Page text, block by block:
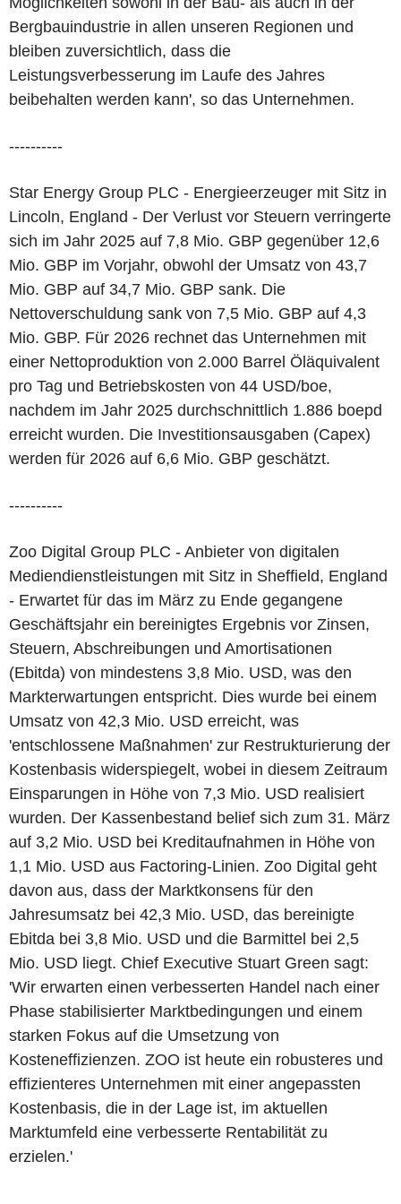
Bergbauindustrie in allen unseren Regionen und
bleiben zuversichtlich, dass die
Leistungsverbesserung im Laufe des Jahres
beibehalten werden kann', so das Unternehmen.
----------
Star Energy Group PLC - Energieerzeuger mit Sitz in
Lincoln, England - Der Verlust vor Steuern verringerte
sich im Jahr 2025 auf 7,8 Mio. GBP gegenüber 12,6
Mio. GBP im Vorjahr, obwohl der Umsatz von 43,7
Mio. GBP auf 34,7 Mio. GBP sank. Die
Nettoverschuldung sank von 7,5 Mio. GBP auf 4,3
Mio. GBP. Für 2026 rechnet das Unternehmen mit
einer Nettoproduktion von 2.000 Barrel Öläquivalent
pro Tag und Betriebskosten von 44 USD/boe,
nachdem im Jahr 2025 durchschnittlich 1.886 boepd
erreicht wurden. Die Investitionsausgaben (Capex)
werden für 2026 auf 6,6 Mio. GBP geschätzt.
----------
Zoo Digital Group PLC - Anbieter von digitalen
Mediendienstleistungen mit Sitz in Sheffield, England
- Erwartet für das im März zu Ende gegangene
Geschäftsjahr ein bereinigtes Ergebnis vor Zinsen,
Steuern, Abschreibungen und Amortisationen
(Ebitda) von mindestens 3,8 Mio. USD, was den
Markterwartungen entspricht. Dies wurde bei einem
Umsatz von 42,3 Mio. USD erreicht, was
'entschlossene Maßnahmen' zur Restrukturierung der
Kostenbasis widerspiegelt, wobei in diesem Zeitraum
Einsparungen in Höhe von 7,3 Mio. USD realisiert
wurden. Der Kassenbestand belief sich zum 31. März
auf 3,2 Mio. USD bei Kreditaufnahmen in Höhe von
1,1 Mio. USD aus Factoring-Linien. Zoo Digital geht
davon aus, dass der Marktkonsens für den
Jahresumsatz bei 42,3 Mio. USD, das bereinigte
Ebitda bei 3,8 Mio. USD und die Barmittel bei 2,5
Mio. USD liegt. Chief Executive Stuart Green sagt:
'Wir erwarten einen verbesserten Handel nach einer
Phase stabilisierter Marktbedingungen und einem
starken Fokus auf die Umsetzung von
Kosteneffizienzen. ZOO ist heute ein robusteres und
effizienteres Unternehmen mit einer angepassten
Kostenbasis, die in der Lage ist, im aktuellen
Marktumfeld eine verbesserte Rentabilität zu
erzielen.'